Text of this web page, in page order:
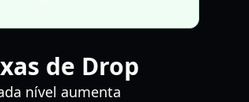
de Drop
nível aumenta